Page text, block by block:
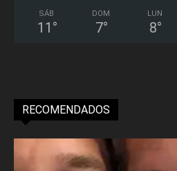
SÁB
11 °
DOM
7°
LUN
8°
RECOMENDADOS